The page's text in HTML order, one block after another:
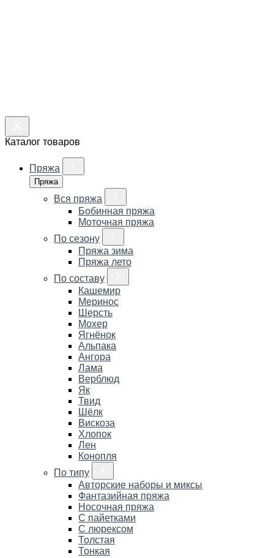
Каталог товаров
Пряжа
Пряжа
Вся пряжа
Бобинная пряжа
Моточная пряжа
По сезону
Пряжа зима
Пряжа лето
По составу
Кашемир
Меринос
Шерсть
Мохер
Ягнёнок
Альпака
Ангора
Лама
Верблюд
Як
Твид
Шёлк
Вискоза
Хлопок
Лен
Конопля
По типу
Авторские наборы и миксы
Фантазийная пряжа
Носочная пряжа
С пайетками
С люрексом
Толстая
Тонкая